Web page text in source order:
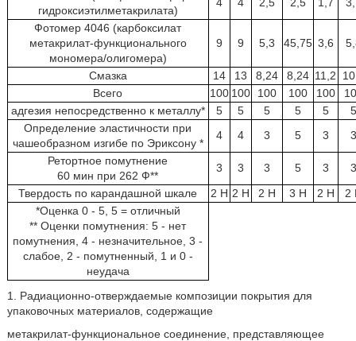
гидроксиэтилметакрилата)
Фотомер 4046 (карбоксилат
метакрилат-функционального
мономера/олигомера)
9 9 5,3 45,75 3,6
Смазка 14 13 8,24 8,24 11,2
Всего
100 100 100 100 100
адгезия непосредственно к металлу*
5 5 5 5 5
5
Определение эластичности при
чашеобразном изгибе по Эриксону *
4 4 3 5 3
3
Ретортное помутнение
60 мин при 262 Ф**
3 3 3 5 3
3
Твердость по карандашной шкале
2 Н 2 Н 2 Н 3 Н 2 Н
2
*Оценка 0 - 5, 5 = отличный
** Оценки помутнения: 5 - нет
помутнения, 4 - незначительное, 3 -
слабое, 2 - помутненный, 1 и 0 -
неудача
1. Радиационно-отверждаемые композиции покрытия для
упаковочных материалов, содержащие
метакрилат-функциональное соединение, представляющее